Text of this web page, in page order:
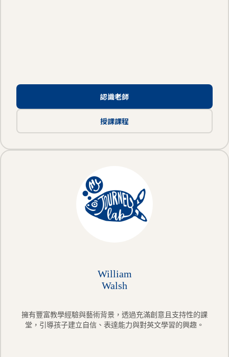
認識老師
授課課程
William
Walsh
擁有豐富教學經驗與藝術背景，透過充滿創意且支持性的課
堂，引導孩子建立自信、表達能力與對英文學習的興趣。